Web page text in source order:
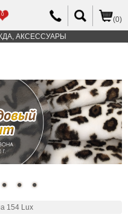
0
(0)
АКСЕССУАРЫ
154 Lux